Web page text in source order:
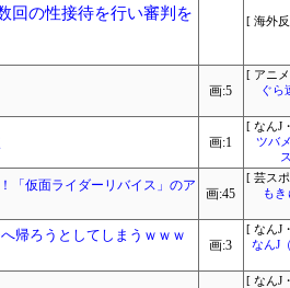
回の性接待を行い審判を
[ 海外
画:5
[ アニ
ぐら
画:1
[ なんJ
ツバ
「仮面ライダーリバイス」のア
画:45
[ 芸ス
も
帰ろうとしてしまうｗｗｗ
画:3
[ なんJ
なんJ
[ なんJ